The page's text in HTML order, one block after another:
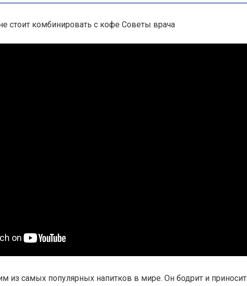
из самых популярных напитков в мире. Он бодрит и приносит